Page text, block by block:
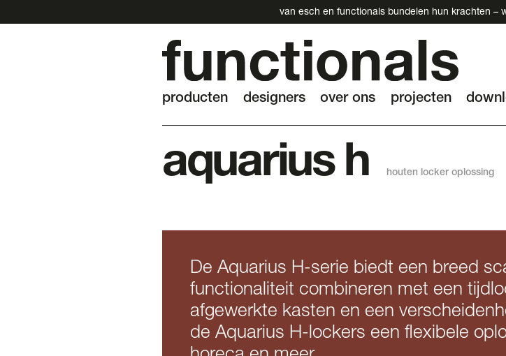
van esch en functionals bundelen hun krachten –
producten designers over ons projecten
aquarius h houten locker oplossing
De Aquarius H-serie biedt een breed
functionaliteit combineren met een
afgewerkte kasten en een
de Aquarius H-lockers een flexibele